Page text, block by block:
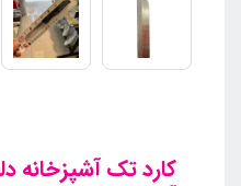
کارد تک آشپزخانه